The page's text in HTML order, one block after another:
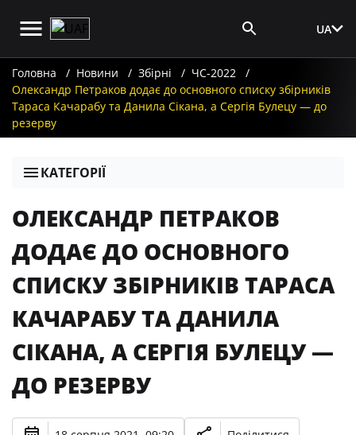
UA
Головна Новини Збірні
ЧС-2022
Олександр Петраков додає до основного списку збірників
Тараса Качарабу та Данила Сікана, а Сергія Булецу — до
резерву
КАТЕГОРІЇ
ОЛЕКСАНДР ПЕТРАКОВ
ДОДАЄ ДО ОСНОВНОГО
СПИСКУ ЗБІРНИКІВ ТАРАСА
КАЧАРАБУ ТА ДАНИЛА
СІКАНА, А СЕРГІЯ БУЛЕЦУ —
ДО РЕЗЕРВУ